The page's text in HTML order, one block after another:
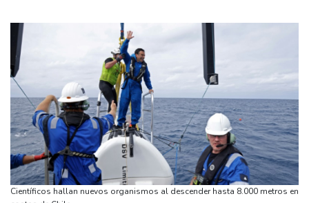
de pacifistas
Lionel Messi despidió a su fallecido padre entre mensajes de
Netanyahu rechaza el plan de Gaza y se desmarca nuevamente
de Trump
El papa pide la apertura de corredores humanitarios en Sudán
Evacuaciones y vuelos cancelados en China por llegada del tifón
Dolphin
Al menos cinco muertos en Ucrania y Rusia tras nueva ola de
Científicos hallan nuevos organismos al descender hasta 8.000 metros en